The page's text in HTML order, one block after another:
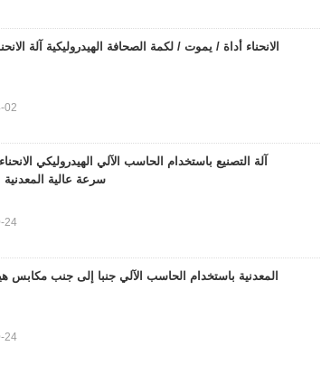
آلة التصنيع باستخدام الحاسب الآلي الهيدروليكي
سرعة عالية المعدنية
المعدنية باستخدام الحاسب الآلي جنبا إلى جنب مكابس